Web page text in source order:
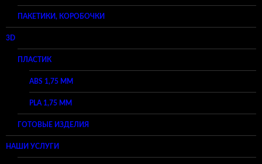
ПАКЕТИКИ, КОРОБОЧКИ
3D
ПЛАСТИК
ABS 1,75 ММ
PLA 1,75 ММ
ГОТОВЫЕ ИЗДЕЛИЯ
НАШИ УСЛУГИ